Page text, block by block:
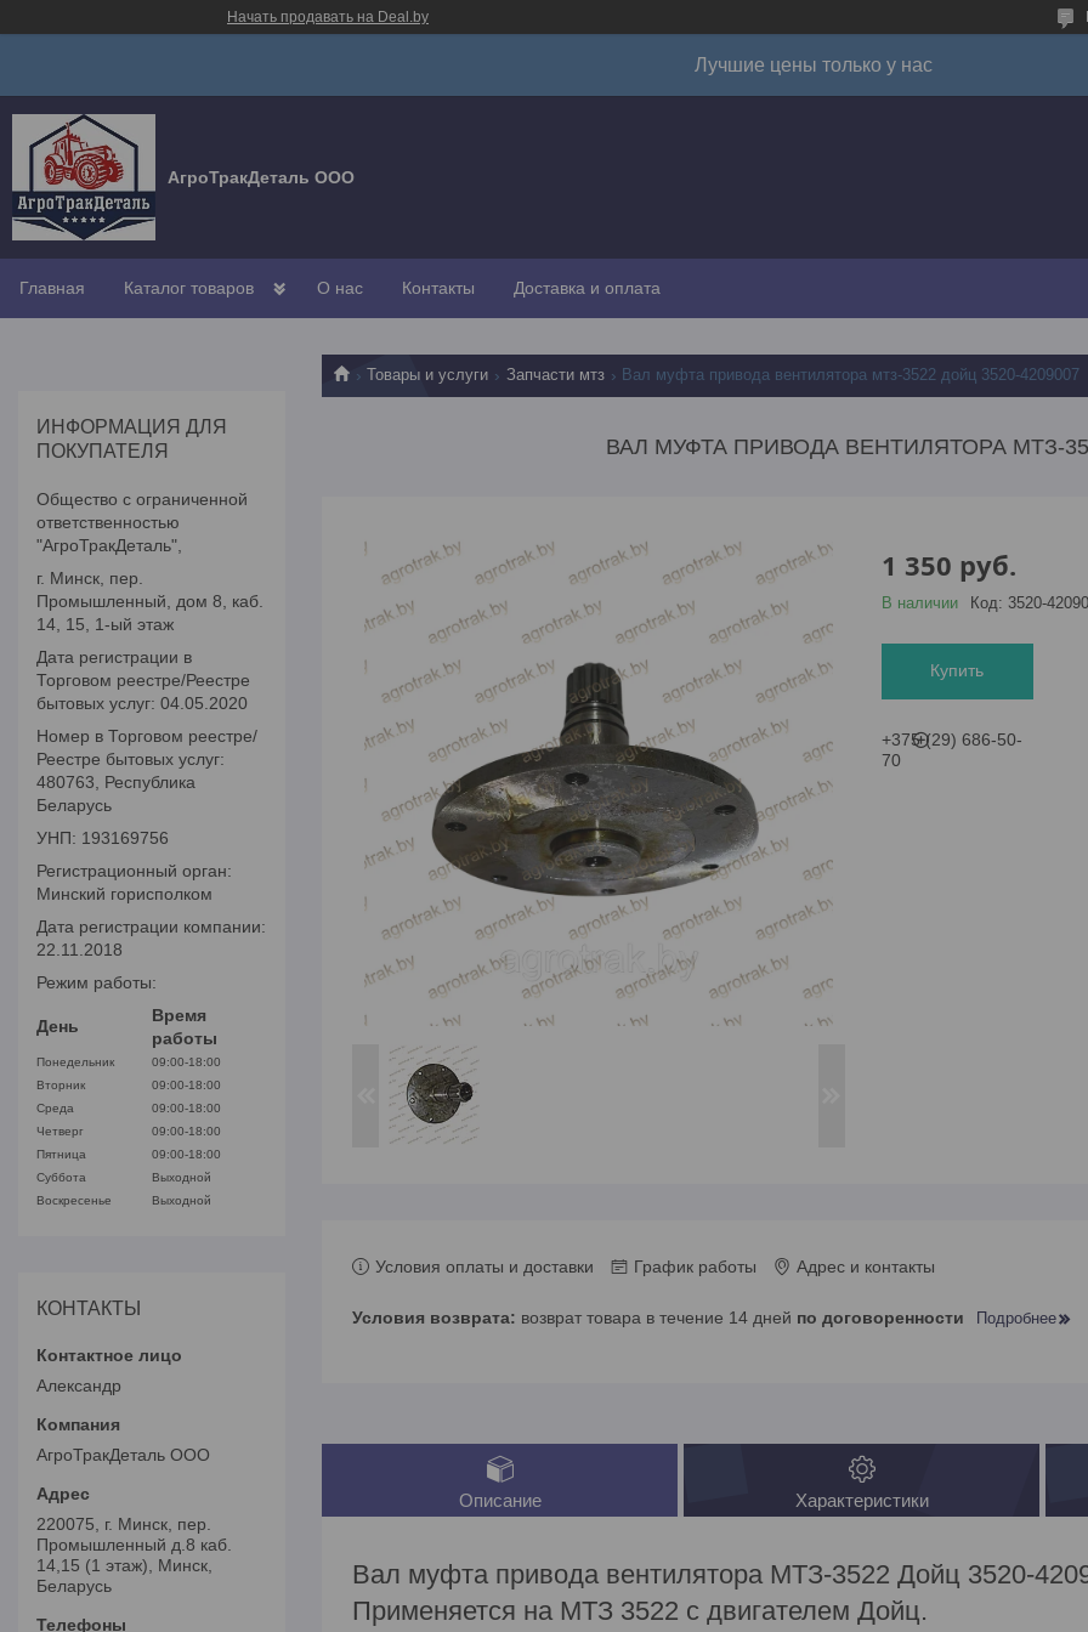
Начать продавать на Deal.by
Лучшие цены только у нас
АгроТракДеталь ООО
Главная Каталог товаров О нас Контакты Доставка и оплата
Товары и услуги Запчасти мтз Вал муфта привода вентилятора мтз-3522 дойц 3520-4209007
ВАЛ МУФТА ПРИВОДА ВЕНТИЛЯТОРА МТЗ-
1 350 руб.
В наличии Код: 3520-
Купить
+375 (29) 686-50-
70
Условия оплаты и доставки График работы Адрес и контакты
возврат товара в течение 14 дней по договоренности Подробнее
Описание Характеристики
Вал муфта привода вентилятора МТЗ-3522 Дойц 3520-
Применяется на МТЗ 3522 с двигателем Дойц.
ИНФОРМАЦИЯ ДЛЯ
ПОКУПАТЕЛЯ
Общество с ограниченной
ответственностью
"АгроТракДеталь",
г. Минск, пер.
Промышленный, дом 8, каб.
14, 15, 1-ый этаж
Дата регистрации в
Торговом реестре/Реестре
бытовых услуг: 04.05.2020
Номер в Торговом реестре/
Реестре бытовых услуг:
480763, Республика
Беларусь
УНП: 193169756
Регистрационный орган:
Минский горисполком
Дата регистрации компании:
22.11.2018
Режим работы:
День
Время
работы
Понедельник
09:00-18:00
Вторник
09:00-18:00
Среда
09:00-18:00
Четверг
09:00-18:00
Пятница
09:00-18:00
Суббота
Выходной
Воскресенье
Выходной
КОНТАКТЫ
Александр
АгроТракДеталь ООО
220075, г. Минск, пер.
Промышленный д.8 каб.
14,15 (1 этаж), Минск,
Беларусь